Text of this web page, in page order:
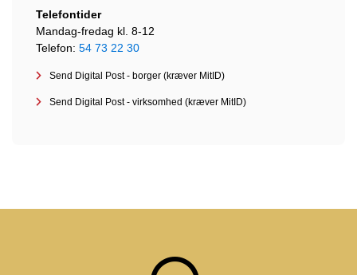
Telefontider
Mandag-fredag kl. 8-12
Telefon: 54 73 22 30
Send Digital Post - borger (kræver MitID)
Send Digital Post - virksomhed (kræver MitID)